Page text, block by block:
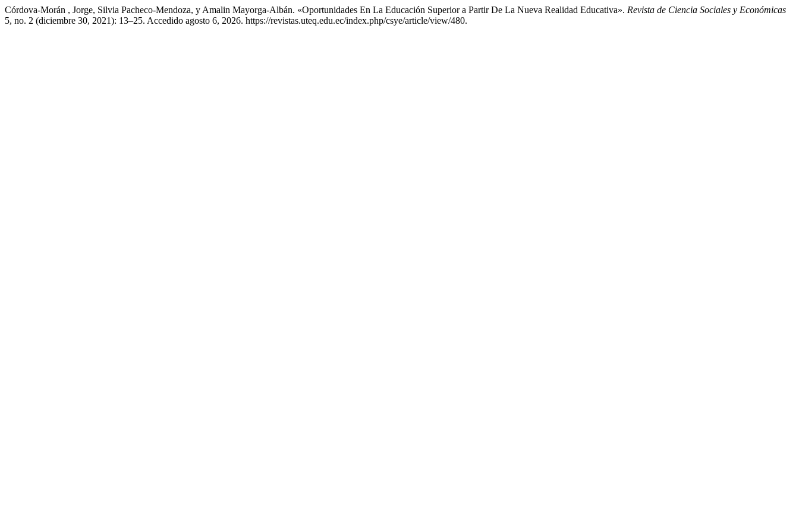
Córdova-Morán , Jorge, Silvia Pacheco-Mendoza, y Amalin Mayorga-Albán. «Oportunidades En La Educación Superior a Partir De La Nueva Realidad Educativa». Revista de Ciencia Sociales y Económicas
5, no. 2 (diciembre 30, 2021): 13–25. Accedido agosto 6, 2026. https://revistas.uteq.edu.ec/index.php/csye/article/view/480.